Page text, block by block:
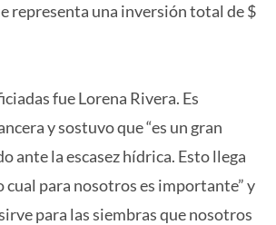
representa una inversión total de $
fue Lorena Rivera. Es
y sostuvo que “es un gran
ante la escasez hídrica. Esto llega
cual para nosotros es importante” y
para las siembras que nosotros